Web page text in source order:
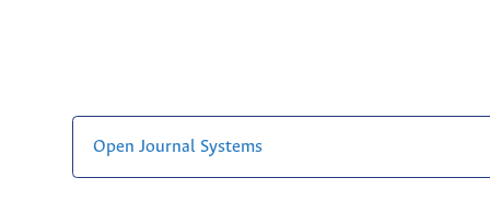
Open Journal Systems